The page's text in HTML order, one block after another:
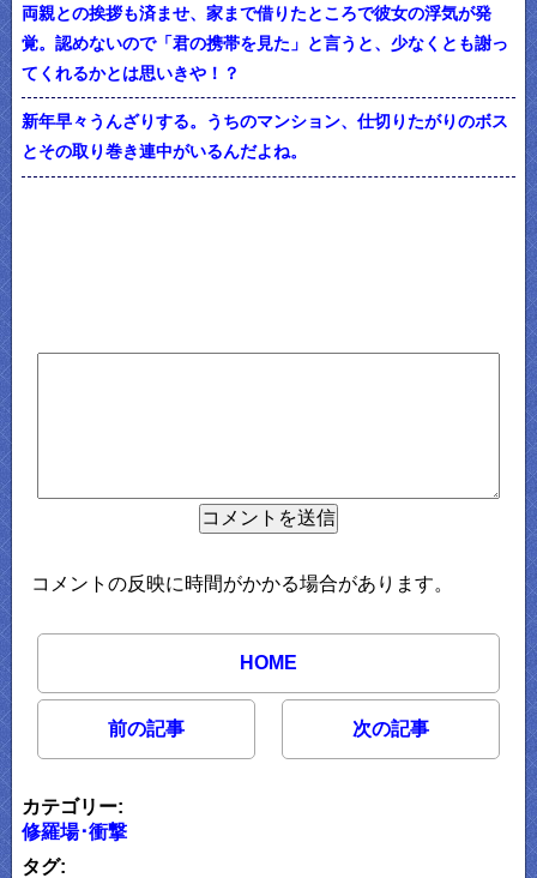
両親との挨拶も済ませ、家まで借りたところで彼女の浮気が発
覚。認めないので「君の携帯を見た」と言うと、少なくとも謝っ
てくれるかとは思いきや！？
新年早々うんざりする。うちのマンション、仕切りたがりのボス
とその取り巻き連中がいるんだよね。
コメントの反映に時間がかかる場合があります。
HOME
前の記事 次の記事
カテゴリー:
修羅場･衝撃
タグ: